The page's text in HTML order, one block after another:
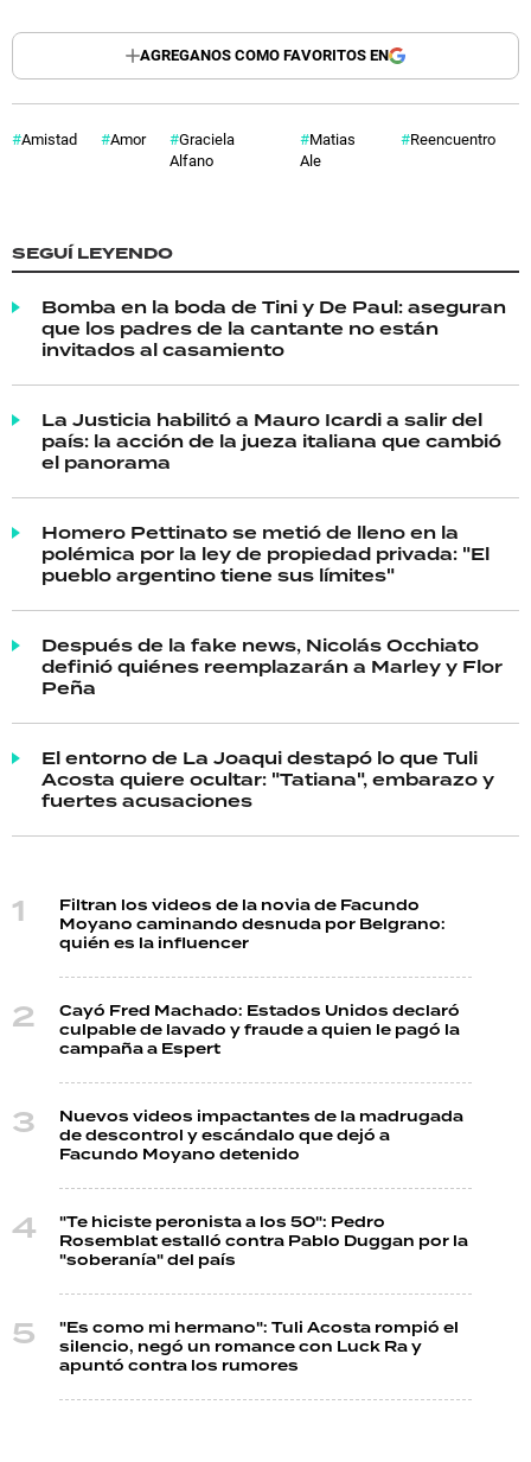
AGREGANOS COMO FAVORITOS EN
Amistad Amor
Graciela
Alfano
Matias
Ale
Reencuentro
SEGUÍ LEYENDO
Bomba en la boda de Tini y De Paul: aseguran
que los padres de la cantante no están
invitados al casamiento
La Justicia habilitó a Mauro Icardi a salir del
país: la acción de la jueza italiana que cambió
el panorama
Homero Pettinato se metió de lleno en la
polémica por la ley de propiedad privada: "El
pueblo argentino tiene sus límites"
Después de la fake news, Nicolás Occhiato
definió quiénes reemplazarán a Marley y Flor
Peña
El entorno de La Joaqui destapó lo que Tuli
Acosta quiere ocultar: "Tatiana", embarazo y
fuertes acusaciones
Filtran los videos de la novia de Facundo
Moyano caminando desnuda por Belgrano:
quién es la influencer
Cayó Fred Machado: Estados Unidos declaró
culpable de lavado y fraude a quien le pagó la
campaña a Espert
Nuevos videos impactantes de la madrugada
de descontrol y escándalo que dejó a
Facundo Moyano detenido
"Te hiciste peronista a los 50": Pedro
Rosemblat estalló contra Pablo Duggan por la
"soberanía" del país
"Es como mi hermano": Tuli Acosta rompió el
silencio, negó un romance con Luck Ra y
apuntó contra los rumores